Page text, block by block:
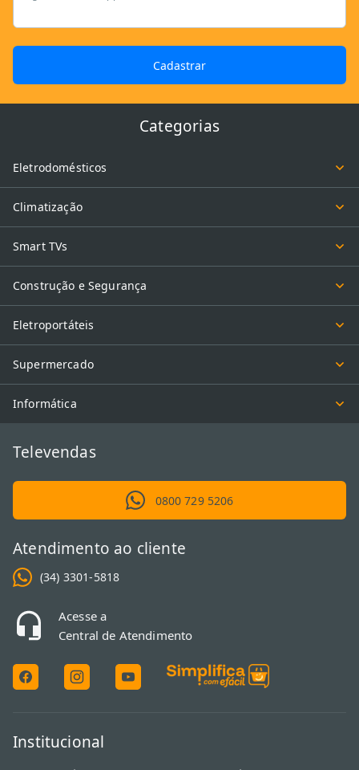
Cadastrar
Categorias
Eletrodomésticos
Climatização
Smart TVs
Construção e Segurança
Eletroportáteis
Supermercado
Informática
Televendas
0800 729 5206
Atendimento ao cliente
(34) 3301-5818
Acesse a
Central de Atendimento
Institucional